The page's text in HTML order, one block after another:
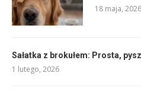
18 maja, 2026
Sałatka z brokułem: Prosta,
1 lutego, 2026